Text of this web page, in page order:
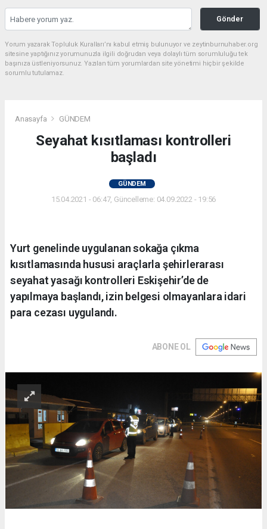
Gönder
Yorum yazarak Topluluk Kuralları’nı kabul etmiş bulunuyor ve zeytinburnuhaber.org
sitesine yaptığınız yorumunuzla ilgili doğrudan veya dolaylı tüm sorumluluğu tek
başınıza üstleniyorsunuz. Yazılan tüm yorumlardan site yönetimi hiçbir şekilde
sorumlu tutulamaz.
Anasayfa GÜNDEM
Seyahat kısıtlaması kontrolleri
başladı
GÜNDEM
15.04.2021 - 06:47, Güncelleme: 04.09.2022 - 19:56
Yurt genelinde uygulanan sokağa çıkma
kısıtlamasında hususi araçlarla şehirlerarası
seyahat yasağı kontrolleri Eskişehir’de de
yapılmaya başlandı, izin belgesi olmayanlara idari
para cezası uygulandı.
ABONE OL